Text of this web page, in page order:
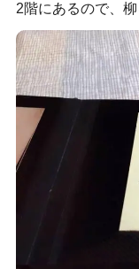
2階にあるので、